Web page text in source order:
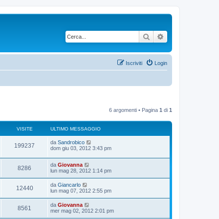
Cerca
Login
Iscriviti
6 argomenti • Pagina 1 di 1
VISITE ULTIMO MESSAGGIO
199237
i
U
l
i
m
o
m
e
s
s
a
g
g
i
da Sandrobico
dom giu 03, 2012 3:43 pm
8286
i
U
l
m
o
m
e
s
s
da Giovanna
lun mag 28, 2012 1:14 pm
12440V
i
U
l
m
o
da Giancarlo
lun mag 07, 2012 2:55 pm
8561
U
l
da Giovanna
mer mag 02, 2012 2:01 pm